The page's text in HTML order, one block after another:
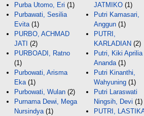
Purba Utomo, Eri (1)
Purbawati, Sesilia
Evita (1)
PURBO, ACHMAD
JATI (2)
PURBOADI, Ratno
(1)
Purbowati, Arisma
Eka (1)
Purbowati, Wulan (2)
Purnama Dewi, Mega
Nursindya (1)
JATMIKO (1)
Putri Kamasari,
Anggun (1)
PUTRI,
KARLADIAN (2)
Putri, Kiki Aprilia
Ananda (1)
Putri Kinanthi,
Wahyuning (1)
Putri Laraswati
Ningsih, Devi (1)
PUTRI,